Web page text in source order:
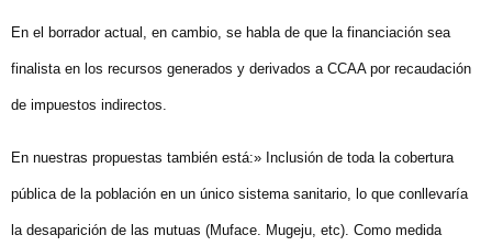
En el borrador actual, en cambio, se habla de que la financiación sea
finalista en los recursos generados y derivados a CCAA por recaudación
de impuestos indirectos.
En nuestras propuestas también está:» Inclusión de toda la cobertura
pública de la población en un único sistema sanitario, lo que conllevaría
la desaparición de las mutuas (Muface. Mugeju, etc). Como medida